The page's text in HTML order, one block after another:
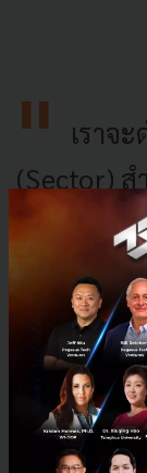
เราจ
(Sector)
เศรษฐกิจ
(AgTech)
เที่ยว
เกี่ยวข้อ
สตาร์ทอัพ